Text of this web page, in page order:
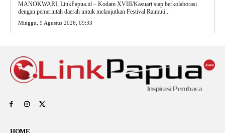
MANOKWARI, LinkPapua.id – Kodam XVIII/Kasuari siap berkolaborasi
dengan pemerintah daerah untuk melanjutkan Festival Raimuti...
Minggu, 9 Agustus 2026, 09:33
HOME